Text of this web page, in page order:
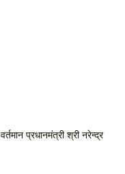
वर्तमान प्रधानमंत्री श्री नरेन्द्र